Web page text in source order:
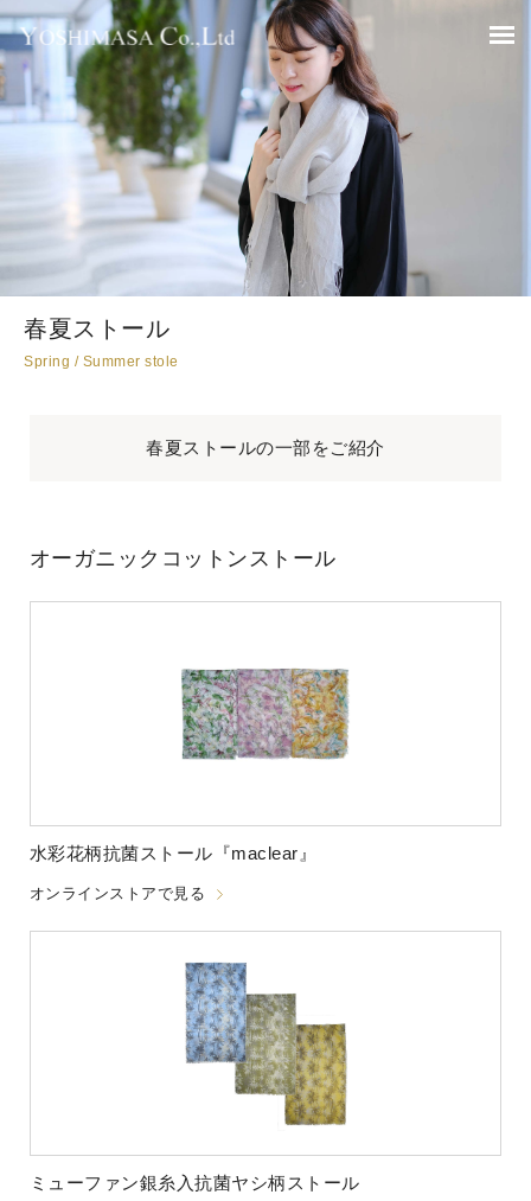
春夏ストール
Spring / Summer stole
春夏ストールの一部をご紹介
オーガニックコットンストール
水彩花柄抗菌ストール『maclear』
オンラインストアで見る
ミューファン銀糸入抗菌ヤシ柄ストール